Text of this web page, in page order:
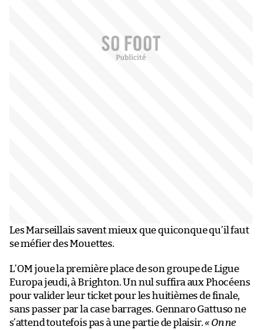
Les Marseillais savent mieux que quiconque qu’il faut
se méfier des Mouettes.
L’OM joue la première place de son groupe de Ligue
Europa jeudi, à Brighton. Un nul suffira aux Phocéens
pour valider leur ticket pour les huitièmes de finale,
sans passer par la case barrages. Gennaro Gattuso ne
s’attend toutefois pas à une partie de plaisir.« On ne